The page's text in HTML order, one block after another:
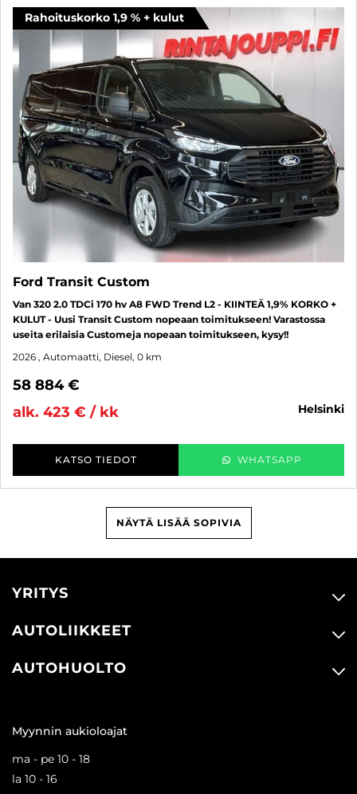
Rahoituskorko 1,9 % + kulut
Ford Transit Custom
Van 320 2.0 TDCi 170 hv A8 FWD Trend L2 - KIINTEÄ 1,9% KORKO +
KULUT - Uusi Transit Custom nopeaan toimitukseen! Varastossa
useita erilaisia Customeja nopeaan toimitukseen, kysy!!
2026 , Automaatti, Diesel, 0 km
58 884 €
alk. 423 € / kk
helsinki
KATSO TIEDOT WHATSAPP
NÄYTÄ LISÄÄ SOPIVIA
YRITYS
AUTOLIIKKEET
AUTOHUOLTO
Myynnin aukioloajat
ma - pe 10 - 18
la 10 - 16